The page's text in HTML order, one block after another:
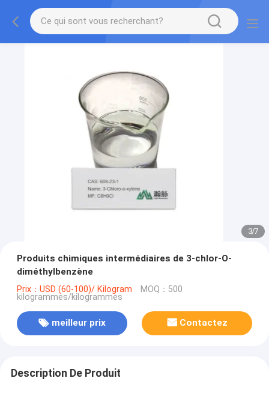
3/7
Produits chimiques intermédiaires de 3-chlor-O-
diméthylbenzène
Prix：USD (60-100)/ Kilogram MOQ：500
kilogrammes/kilogrammes
meilleur prix Contactez
Description De Produit